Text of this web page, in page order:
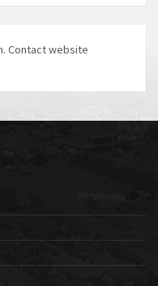
Contact website